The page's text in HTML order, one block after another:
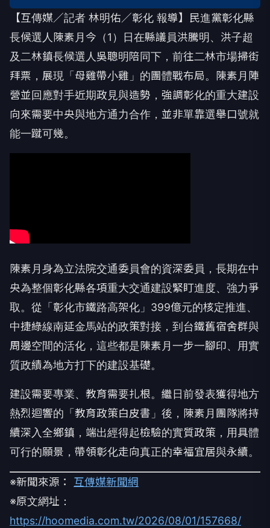
【互傳媒／記者 林明佑／彰化 報導】民進黨彰化縣
長候選人陳素月今（1）日在縣議員洪騰明、洪子超
及二林鎮長候選人吳聰明陪同下，前往二林市場掃街
拜票，展現「母雞帶小雞」的團體戰布局。陳素月陣
營並回應對手近期政見與造勢，強調彰化的重大建設
向來需要中央與地方通力合作，並非單靠選舉口號就
能一蹴可幾。
陳素月身為立法院交通委員會的資深委員，長期在中
央為整個彰化縣各項重大交通建設緊盯進度、強力爭
取。從「彰化市鐵路高架化」399億元的核定推進、
中捷綠線南延金馬站的政策對接，到台鐵舊宿舍群與
周邊空間的活化，這些都是陳素月一步一腳印、用實
質政績為地方打下的建設基礎。
建設需要專業、教育需要扎根。繼日前發表獲得地方
熱烈迴響的「教育政策白皮書」後，陳素月團隊將持
續深入全鄉鎮，端出經得起檢驗的實質政策，用具體
可行的願景，帶領彰化走向真正的幸福宜居與永續。
※新聞來源： 互傳媒新聞網
※原文網址：
https://hoomedia.com.tw/2026/08/01/157668/